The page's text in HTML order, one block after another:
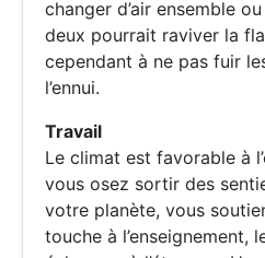
changer d’air ensemble
deux pourrait raviver la
cependant à ne pas fuir
l’ennui.
Travail
Le climat est favorable à
vous osez sortir des
votre planète, vous
touche à l’enseignement,